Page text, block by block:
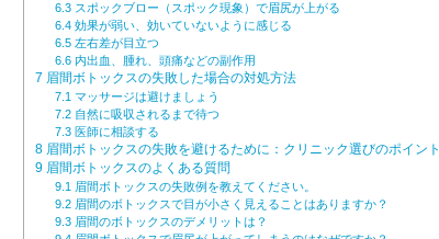
6.3スポックブロー（スポック現象）で眉尻が上がる
6.4効果が弱い、効いていないように感じる
6.5左右差が目立つ
6.6内出血、腫れ、頭痛などの副作用
7 眉間ボトックスの失敗した場合の対処方法
7.1 マッサージは避けましょう
7.2自然に吸収されるまで待つ
7.3医師に相談する
8 眉間ボトックスの失敗を避けるために：クリニック選びのポイント
9 眉間ボトックスのよくある質問
9.1 眉間ボトックスの失敗例を教えてください。
9.2眉間のボトックスで目が小さく見えることはありますか？
9.3眉間のボトックスのデメリットは？